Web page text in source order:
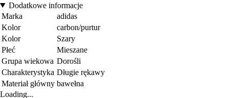
Dodatkowe informacje
Marka
adidas
Kolor
carbon/purtur
Kolor
Szary
Płeć
Mieszane
Grupa wiekowa Dorośli
Charakterystyka Długie rękawy
Materiał główny bawełna
Loading...